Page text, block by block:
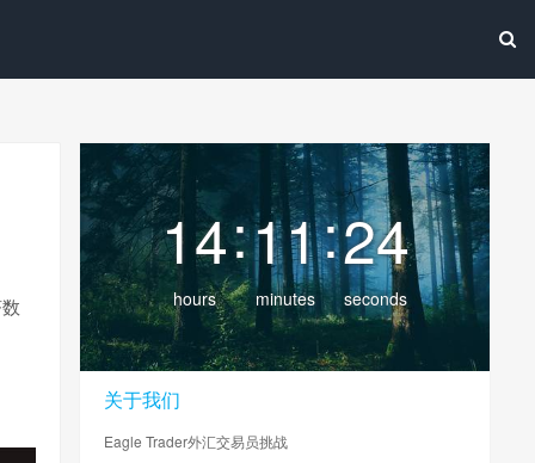
14
hours
:11
minutes
:25
seconds
关于我们
Eagle Trader外汇交易员挑战